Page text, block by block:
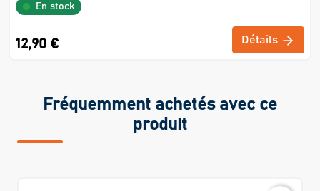
En stock
12,90 € Détails
Fréquemment achetés avec ce
produit